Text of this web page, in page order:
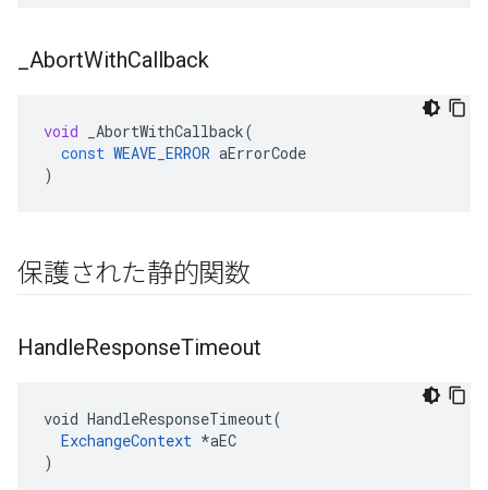
AbortWithCallback
void _AbortWithCallback(
const WEAVE_ERROR aErrorCode
)
保護された静的関数
HandleResponseTimeout
void HandleResponseTimeout(
ExchangeContext *aEC
)